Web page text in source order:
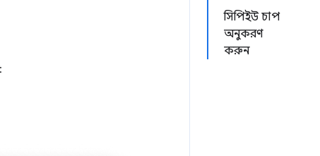
সিপিইউ চাপ
অনুকরণ
করুন